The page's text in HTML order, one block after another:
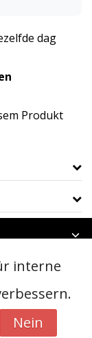
dag
Produkt
interne
Nein